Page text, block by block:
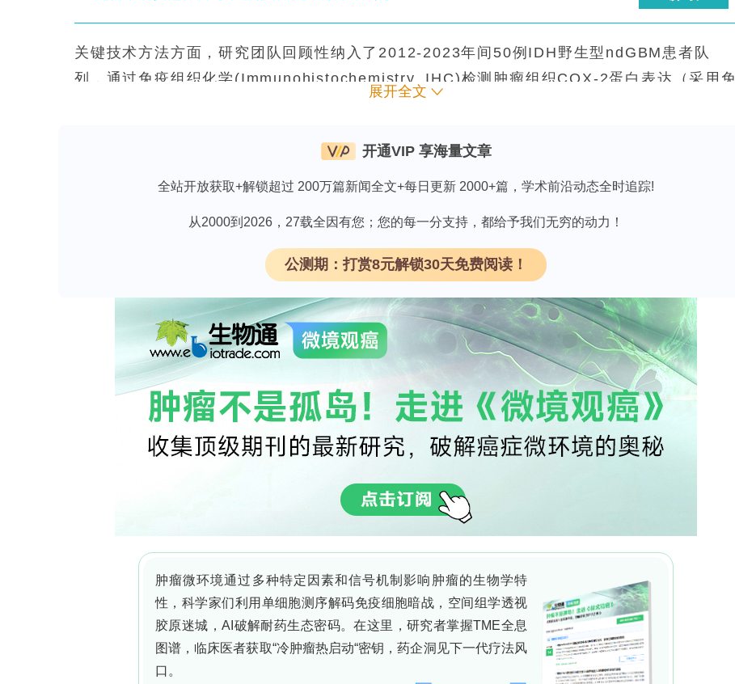
关键技术方法方面，研究团队回顾性纳入了2012-2023年间50例IDH野生型ndGBM患者队
列，通过免疫组织化学(Immunohistochemistry, IHC)检测肿瘤组织COX-2蛋白表达（采用免
疫反应评分IRS≥3为高表达），并利用实时定量PCR(Quantitative Real-Time Polymerase
量Cox回归模型评估治疗组间生存差异。
研究人员以IRS评分中位数3为界，将患者分为高/低COX-2表达组。结果显示高表达组
(IRS≥3)的COX-2 mRNA水平显著高于低表达组(ΔCt值：6.43±1.64 vs 7.67±0.81,
p=0.020)，且蛋白与mRNA表达呈显著负相关(r=-0.543, p=0.007)。IHC染色显示COX-2阳
性信号主要定位于肿瘤细胞胞质，在高表达样本中呈现强弥漫性染色。
总体生存分析
在全队列分析中，TMZ+BEV组较TMZ单药组仅显著改善PFS(18 vs 9个月, p=0.031)，OS虽
呈延长趋势(25 vs 22个月)但未达统计学差异(p=0.098)。分层分析发现，在TMZ单药组内，
高COX-2表达患者OS显著劣于低表达患者(18 vs 26个月, p=0.018)，而这一差异在
TMZ+BEV组中消失(25 vs 24个月, p=0.525)，提示BEV可能逆转了高COX-2表达带来的不
关键发现在于：高COX-2表达患者中，TMZ+BEV组较TMZ单药组PFS延长近3倍(22 vs 8个
PFS(HR=0.18, p=0.003)和OS(HR=0.29, p=0.016)的独立保护因素。相反，低COX-2表达
患者中，两组间PFS(12 vs 15个月, p=0.875)与OS(24 vs 26个月, p=0.775)均无显著差
本研究首次证实COX-2表达水平可作为ndGBM患者BEV疗效的预测标志物。值得注意的是，
展开全文
开通VIP 享海量文章
全站开放获取+解锁超过 200万篇新闻全文+每日更新 2000+篇，学术前沿动态全时追踪!
从2000到2026，27载全因有您；您的每一分支持，都给予我们无穷的动力！
公测期：打赏8元解锁30天免费阅读！